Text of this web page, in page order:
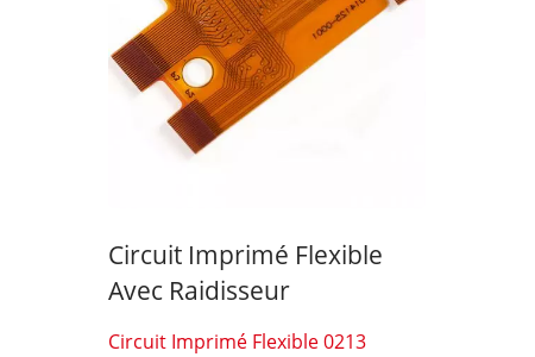
Circuit Imprimé Flexible
Avec Raidisseur
Circuit Imprimé Flexible 0213
Affichage À Sept Segments